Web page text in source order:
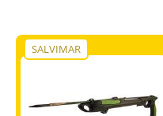
SALVIMAR